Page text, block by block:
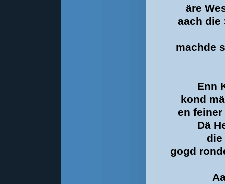
äre
aach die
machde
Enn
kond
en
Dä
die
gogd